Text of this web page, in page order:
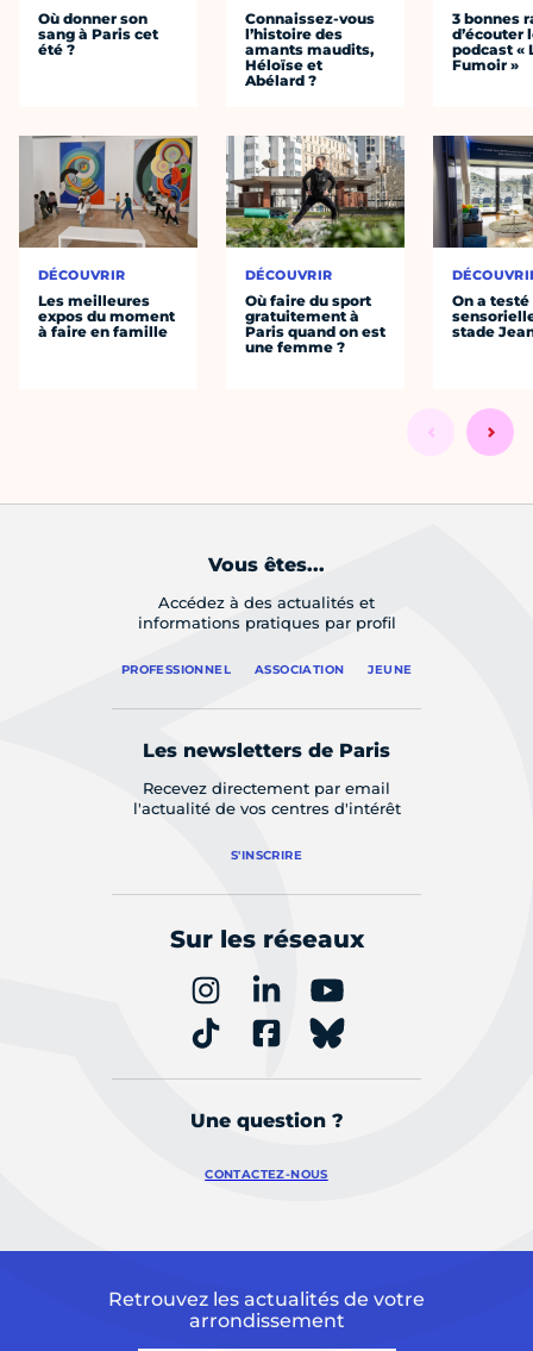
Où donner son
sang à Paris cet
été ?
DÉCOUVRIR
Les meilleures
expos du moment
à faire en famille
Connaissez-vous
l’histoire des
amants maudits,
Héloïse et
Abélard ?
DÉCOUVRIR
Où faire du sport
gratuitement à
Paris quand on est
une femme ?
3 bonnes
d’écouter
podcast «
Fumoir »
On a
stade
Vous êtes...
Accédez à des actualités et
informations pratiques par profil
PROFESSIONNEL ASSOCIATION JEUNE
Les newsletters de Paris
Recevez directement par email
l'actualité de vos centres d'intérêt
S'INSCRIRE
Sur les réseaux
Une question ?
CONTACTEZ-NOUS
Retrouvez les actualités de votre
arrondissement